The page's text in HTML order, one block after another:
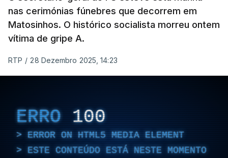
nas cerimónias fúnebres que decorrem em
Matosinhos. O histórico socialista morreu ontem
vítima de gripe A.
RTP / 28 Dezembro 2025, 14:23
ERRO 100
ERROR ON HTML5 MEDIA ELEMENT
ESTE CONTEÚDO ESTÁ NESTE MOMENTO